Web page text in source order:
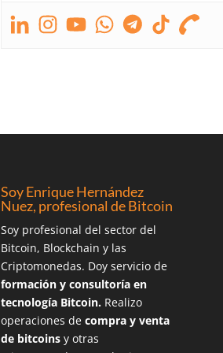
Soy Enrique Hernández
Nuez, profesional de Bitcoin
Soy profesional del sector del
Bitcoin, Blockchain y las
Criptomonedas. Doy servicio de
formación y consultoría en
tecnología Bitcoin. Realizo
operaciones decompra y venta
de bitcoins y otras